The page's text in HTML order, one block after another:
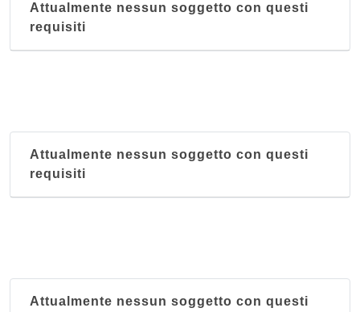
Attualmente nessun soggetto con questi
requisiti
Attualmente nessun soggetto con questi
requisiti
Attualmente nessun soggetto con questi